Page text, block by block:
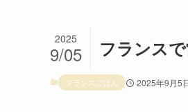
フランス
2025
9/05
フランスごはん 2025年9月5